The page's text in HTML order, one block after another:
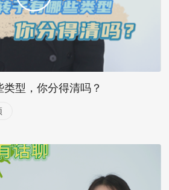
型，你分得清吗？